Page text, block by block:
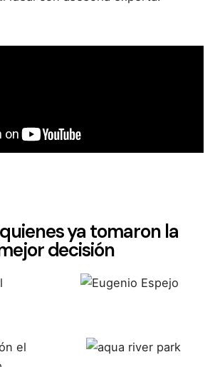
ya tomaron la
decisión